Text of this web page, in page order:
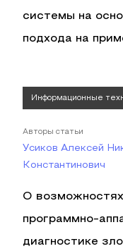
системы на
подхода на
Информационные
Авторы статьи
Усиков Алексей
Константинович
О
программно-
диагностике